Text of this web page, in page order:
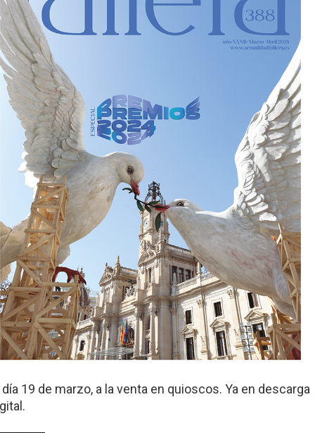
día 19 de marzo, a la venta en quioscos. Ya en descarga